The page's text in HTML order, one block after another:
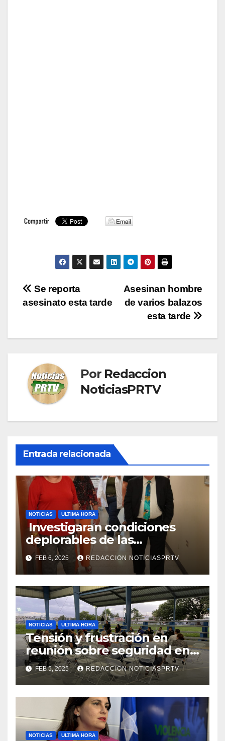
Navegación
entradas
Asesinan hombre
de varios balazos
esta tarde
Se reporta
asesinato esta tarde
Por Redaccion
NoticiasPRTV
Entrada relacionada
NOTICIAS ULTIMA HORA
Investigaran condiciones
deplorables de las
facilidades el Departamento
de la Salud en Mayagüez
FEB 6, 2025 REDACCION NOTICIASPRTV
NOTICIAS ULTIMA HORA
Tensión y frustración en
reunión sobre seguridad en
Reparto Metropolitano
FEB 5, 2025 REDACCION NOTICIASPRTV
NOTICIAS ULTIMA HORA